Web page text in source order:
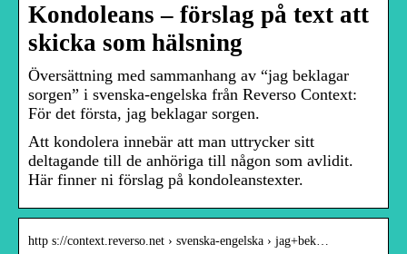
Kondoleans – förslag på text att
skicka som hälsning
Översättning med sammanhang av “jag beklagar
sorgen” i svenska-engelska från Reverso Context:
För det första, jag beklagar sorgen.
Att kondolera innebär att man uttrycker sitt
deltagande till de anhöriga till någon som avlidit.
Här finner ni förslag på kondoleanstexter.
http s://context.reverso.net › svenska-engelska › jag+bek…